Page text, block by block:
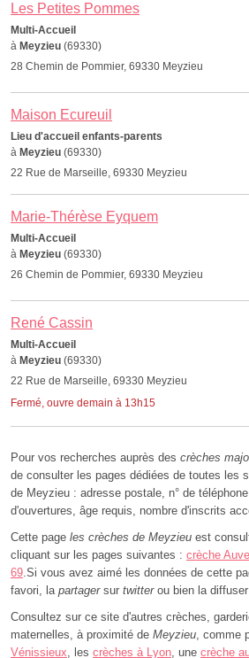
Les Petites Pommes
Multi-Accueil
à Meyzieu (69330)
28 Chemin de Pommier, 69330 Meyzieu
Maison Ecureuil
Lieu d'accueil enfants-parents
à Meyzieu (69330)
22 Rue de Marseille, 69330 Meyzieu
Marie-Thérèse Eyquem
Multi-Accueil
à Meyzieu (69330)
26 Chemin de Pommier, 69330 Meyzieu
René Cassin
Multi-Accueil
à Meyzieu (69330)
22 Rue de Marseille, 69330 Meyzieu
Fermé, ouvre demain à 13h15
Pour vos recherches auprès des crèches
de consulter les pages dédiées de toutes les
de Meyzieu : adresse postale, n° de
d'ouvertures, âge requis, nombre d'inscrits
Cette page les crèches de Meyzieu est
cliquant sur les pages suivantes : crèche
69.Si vous avez aimé les données de cette
favori, la partagersur twitterou bien la
Consultez sur ce site d'autres crèches,
maternelles, à proximité de Meyzieu, comme
Vénissieux, les crèches à Lyon, une crèche